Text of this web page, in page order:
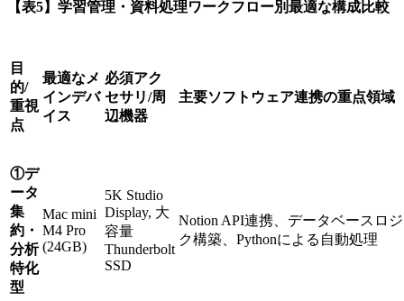
【表5】学習管理・資料処理ワークフロー別最適な構成比較
目
的/
重視
点
最適なメ
インデバ
イス
必須アク
セサリ/周
辺機器
主要ソフトウェア連携の重点領域
①デ
ータ
集
約・
分析
特化
型
Mac mini
M4 Pro
(24GB)
5K Studio
Display, 大
容量
Thunderbolt
SSD
Notion API連携、データベースロ
ク構築、Pythonによる自動処理